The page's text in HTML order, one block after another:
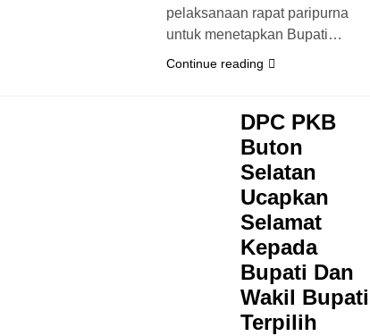
pelaksanaan rapat paripurna
untuk menetapkan Bupati…
Continue reading
DPC PKB
Buton
Selatan
Ucapkan
Selamat
Kepada
Bupati Dan
Wakil Bupati
Terpilih